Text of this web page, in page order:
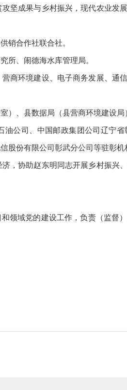
攻坚成果与乡村振兴，现代农业发
销合作社联合社。
所、闹德海水库管理局。
营商环境建设、电子商务发展、通
）、县数据局（县营商环境建设局
公司、中国邮政集团公司辽宁
股份有限公司彰武分公司等驻彰
济，协助赵东明同志开展乡村振
领域党的建设工作，负责（监督